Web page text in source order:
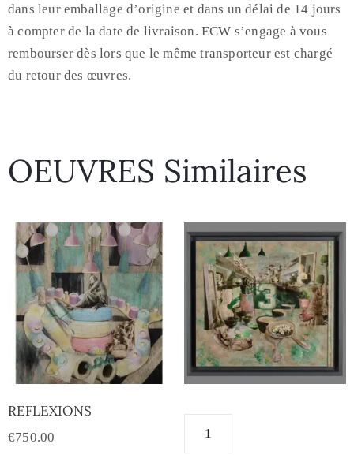
dans leur emballage d’origine et dans un délai de 14 jours
à compter de la date de livraison. ECW s’engage à vous
rembourser dès lors que le même transporteur est chargé
du retour des œuvres.
OEUVRES Similaires
REFLEXIONS
€750.00